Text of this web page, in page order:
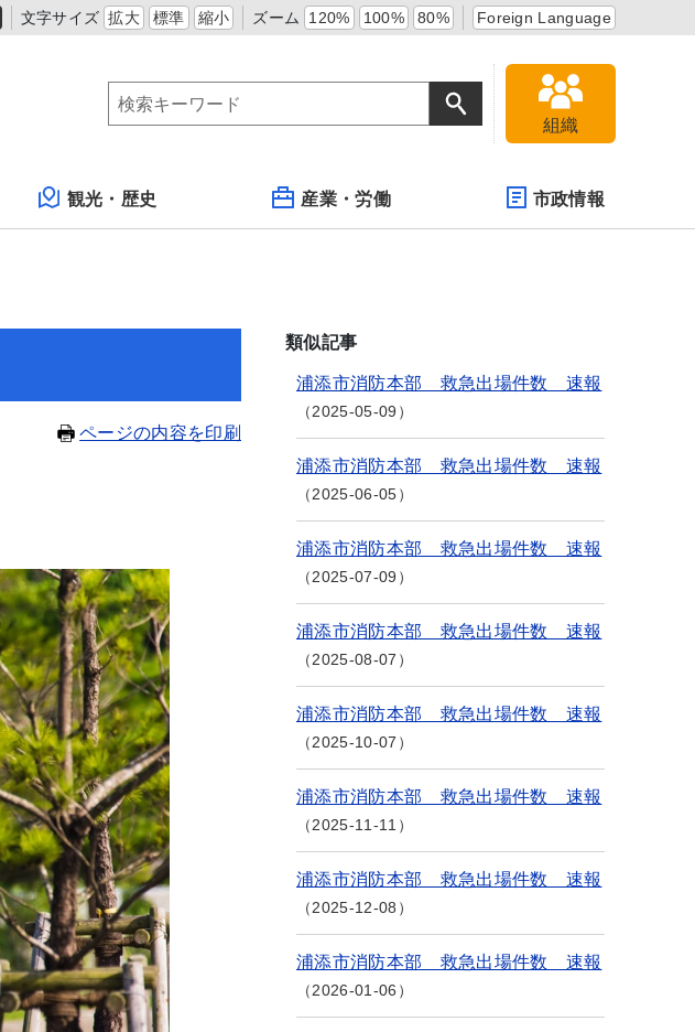
文字サイズ 拡大 標準 縮小 ズーム 120% 100% 80% Foreign Language
組織
観光・歴史 産業・労働 市政情報
ページの内容を印刷
類似記事
浦添市消防本部 救急出場件数 速報
2025-05-09
浦添市消防本部 救急出場件数 速報
2025-06-05
浦添市消防本部 救急出場件数 速報
2025-07-09
浦添市消防本部 救急出場件数 速報
2025-08-07
浦添市消防本部 救急出場件数 速報
2025-10-07
浦添市消防本部 救急出場件数 速報
2025-11-11
浦添市消防本部 救急出場件数 速報
2025-12-08
浦添市消防本部 救急出場件数 速報
2026-01-06